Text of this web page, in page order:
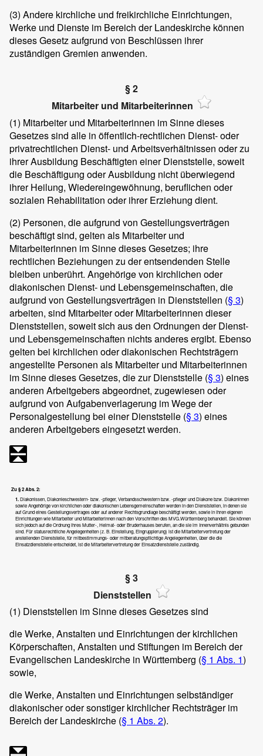
(3) Andere kirchliche und freikirchliche Einrichtungen,
Werke und Dienste im Bereich der Landeskirche können
dieses Gesetz aufgrund von Beschlüssen ihrer
zuständigen Gremien anwenden.
§ 2
Mitarbeiter und Mitarbeiterinnen
(1) Mitarbeiter und Mitarbeiterinnen im Sinne dieses
Gesetzes sind alle in öffentlich-rechtlichen Dienst- oder
privatrechtlichen Dienst- und Arbeitsverhältnissen oder zu
ihrer Ausbildung Beschäftigten einer Dienststelle, soweit
die Beschäftigung oder Ausbildung nicht überwiegend
ihrer Heilung, Wiedereingewöhnung, beruflichen oder
sozialen Rehabilitation oder ihrer Erziehung dient.
(2) Personen, die aufgrund von Gestellungsverträgen
beschäftigt sind, gelten als Mitarbeiter und
Mitarbeiterinnen im Sinne dieses Gesetzes; ihre
rechtlichen Beziehungen zu der entsendenden Stelle
bleiben unberührt. Angehörige von kirchlichen oder
diakonischen Dienst- und Lebensgemeinschaften, die
aufgrund von Gestellungsverträgen in Dienststellen (§ 3)
arbeiten, sind Mitarbeiter oder Mitarbeiterinnen dieser
Dienststellen, soweit sich aus den Ordnungen der Dienst-
und Lebensgemeinschaften nichts anderes ergibt. Ebenso
gelten bei kirchlichen oder diakonischen Rechtsträgern
angestellte Personen als Mitarbeiter und Mitarbeiterinnen
im Sinne dieses Gesetzes, die zur Dienststelle (§ 3) eines
anderen Arbeitgebers abgeordnet, zugewiesen oder
aufgrund von Aufgabenverlagerung im Wege der
Personalgestellung bei einer Dienststelle (§ 3) eines
anderen Arbeitgebers eingesetzt werden.
Zu § 2 Abs. 2:
1.Diakonissen, Diakonieschwestern- bzw. -pfleger, Verbandsschwestern bzw. -pfleger und Diakone bzw. Diakoninnen
sowie Angehörige von kirchlichen oder diakonischen Lebensgemeinschaften werden in den Dienststellen, in denen sie
auf Grund eines Gestellungsvertrages oder auf anderer Rechtsgrundlage beschäftigt werden, sowie in ihren eigenen
Einrichtungen wie Mitarbeiter und Mitarbeiterinnen nach den Vorschriften des MVG.Württemberg behandelt. Sie können
sich jedoch auf die Ordnung ihres Mutter-, Heimat- oder Bruderhauses berufen, an die sie im Innenverhältnis gebunden
sind. Für statusrechtliche Angelegenheiten (z. B. Einstellung, Eingruppierung) ist die Mitarbeitervertretung der
anstellenden Dienststelle, für mitbestimmungs- oder mitberatungspflichtige Angelegenheiten, über die die
Einsatzdienststelle entscheidet, ist die Mitarbeitervertretung der Einsatzdienststelle zuständig.
§ 3
Dienststellen
(1) Dienststellen im Sinne dieses Gesetzes sind
die Werke, Anstalten und Einrichtungen der kirchlichen
Körperschaften, Anstalten und Stiftungen im Bereich der
Evangelischen Landeskirche in Württemberg (§ 1 Abs. 1)
sowie,
die Werke, Anstalten und Einrichtungen selbständiger
diakonischer oder sonstiger kirchlicher Rechtsträger im
Bereich der Landeskirche (§ 1 Abs. 2).